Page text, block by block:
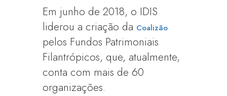
Em junho de 2018, o IDIS
liderou a criação da Coalizão
pelos Fundos Patrimoniais
Filantrópicos, que, atualmente,
conta com mais de 60
organizações.